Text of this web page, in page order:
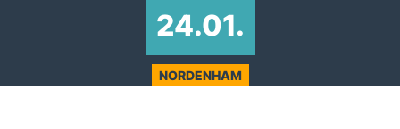
24.01.
NORDENHAM